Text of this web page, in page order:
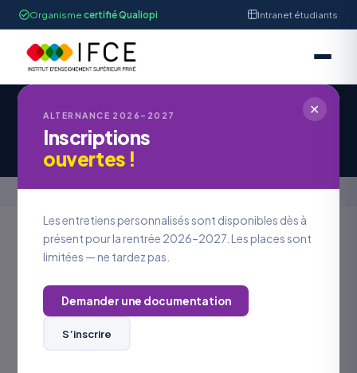
Organisme certifié Qualiopi Intranet étudiants
✕
ALTERNANCE 2026–2027
Inscriptions
ouvertes !
Les entretiens personnalisés sont disponibles dès à
présent pour la rentrée 2026–2027. Les places sont
limitées — ne tardez pas.
Demander une documentation
S’inscrire
IFCE STRASBOURG
Offre d'Emploi #OE2026-987
Accueil › Offres en alternance › Offre d'Emploi #OE2026-987
Retour aux offres
LOCALISATION
Alsace